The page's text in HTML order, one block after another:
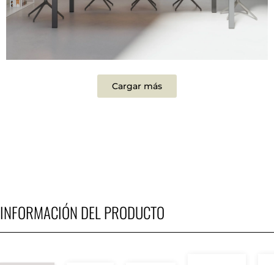
Cargar más
INFORMACIÓN DEL PRODUCTO